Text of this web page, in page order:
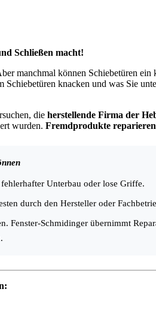
Schließen macht!
manchmal können Schiebetüren ein
knacken und was Sie
die herstellende Firma der
wurden. Fremdprodukte
Unterbau oder lose Griffe.
durch den Hersteller oder
Fenster-Schmidinger übernimmt